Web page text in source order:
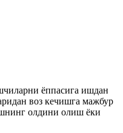
ёппасига ишдан
воз кечишга мажбур
олдини олиш ёки